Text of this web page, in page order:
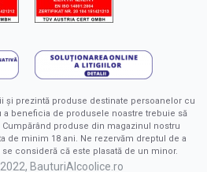
prezintă produse destinate persoanelor cu
a beneficia de produsele noastre trebuie să
produse din magazinul nostru
de minim 18 ani. Ne rezervăm dreptul de a
consideră că este plasată de un minor.
BauturiAlcoolice.ro